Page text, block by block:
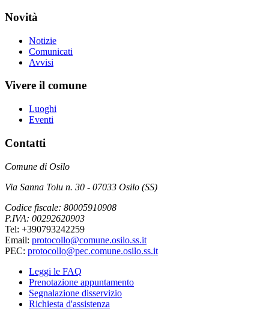
Novità
Notizie
Comunicati
Avvisi
Vivere il comune
Luoghi
Eventi
Contatti
Comune di Osilo
Via Sanna Tolu n. 30 - 07033 Osilo (SS)
Codice fiscale: 80005910908
P.IVA: 00292620903
Tel: +390793242259
Email: protocollo@comune.osilo.ss.it
PEC: protocollo@pec.comune.osilo.ss.it
Leggi le FAQ
Prenotazione appuntamento
Segnalazione disservizio
Richiesta d'assistenza